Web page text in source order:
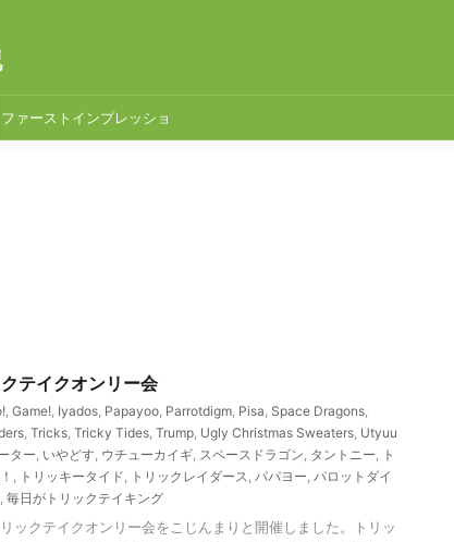
ファーストインプレッショ
イクオンリー会
, Game!, Iyados, Papayoo, Parrotdigm, Pisa, Space Dragons,
, Tricks, Tricky Tides, Trump, Ugly Christmas Sweaters, Utyuu
ター, いやどす, ウチューカイギ, スペースドラゴン, タントニー, ト
, トリッキータイド, トリックレイダース, パパヨー, パロットダイ
, 毎日がトリックテイキング
ックテイクオンリー会をこじんまりと開催しました。トリッ